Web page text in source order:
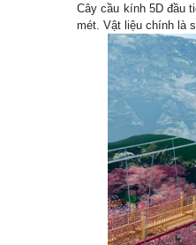
Cây cầu kính 5D đầu
mét. Vật liệu chính là